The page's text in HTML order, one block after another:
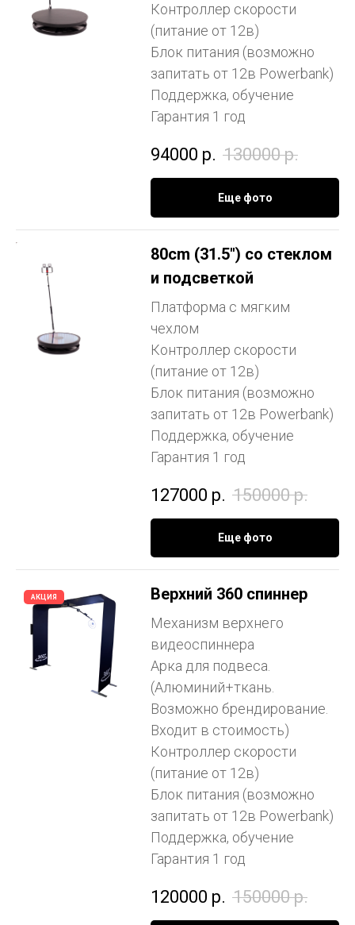
Контроллер скорости
(питание от 12в)
Блок питания (возможно
запитать от 12в Powerbank)
Поддержка, обучение
Гарантия 1 год
94000 р. 130000 р.
Еще фото
80cm (31.5") со стеклом
и подсветкой
Платформа с мягким
чехлом
Контроллер скорости
(питание от 12в)
Блок питания (возможно
запитать от 12в Powerbank)
Поддержка, обучение
Гарантия 1 год
127000 р. 150000 р.
Еще фото
АКЦИЯ Верхний 360 спиннер
Механизм верхнего
видеоспиннера
Арка для подвеса.
(Алюминий+ткань.
Возможно брендирование.
Входит в стоимость)
Контроллер скорости
(питание от 12в)
Блок питания (возможно
запитать от 12в Powerbank)
Поддержка, обучение
Гарантия 1 год
120000 р. 150000 р.